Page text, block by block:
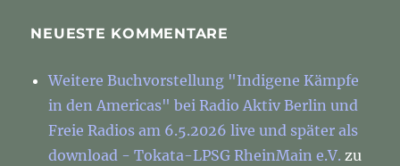
NEUESTE KOMMENTARE
Weitere Buchvorstellung "Indigene Kämpfe
in den Americas" bei Radio Aktiv Berlin und
Freie Radios am 6.5.2026 live und später als
download - Tokata-LPSG RheinMain e.V. zu